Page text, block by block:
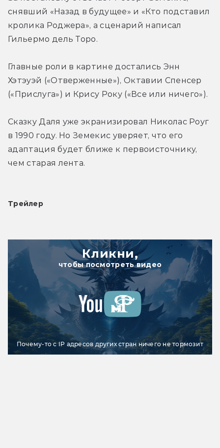
снявший «Назад в будущее» и «Кто подставил
кролика Роджера», а сценарий написал
Гильермо дель Торо.
Главные роли в картине достались Энн
Хэтэуэй («Отверженные»), Октавии Спенсер
(«Прислуга») и Крису Року («Все или ничего»).
Сказку Даля уже экранизировал Николас Роуг
в 1990 году. Но Земекис уверяет, что его
адаптация будет ближе к первоисточнику,
чем старая лента.
Трейлер
Кликни,
чтобы посмотреть видео
Почему-то с IP адресов других стран ничего не тормозит